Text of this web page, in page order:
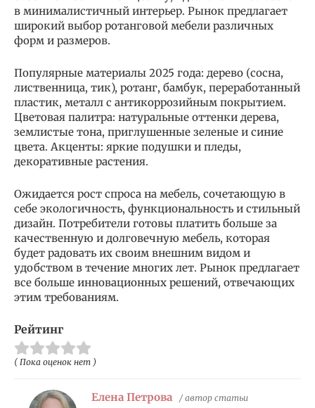
в минималистичный интерьер. Рынок предлагает
широкий выбор ротанговой мебели различных
форм и размеров.
Популярные материалы 2025 года: дерево (сосна,
лиственница, тик), ротанг, бамбук, переработанный
пластик, металл с антикоррозийным покрытием.
Цветовая палитра: натуральные оттенки дерева,
землистые тона, приглушенные зеленые и синие
цвета. Акценты: яркие подушки и пледы,
декоративные растения.
Ожидается рост спроса на мебель, сочетающую в
себе экологичность, функциональность и стильный
дизайн. Потребители готовы платить больше за
качественную и долговечную мебель, которая
будет радовать их своим внешним видом и
удобством в течение многих лет. Рынок предлагает
все больше инновационных решений, отвечающих
этим требованиям.
Рейтинг
( Пока оценок нет )
Елена Петрова / автор статьи